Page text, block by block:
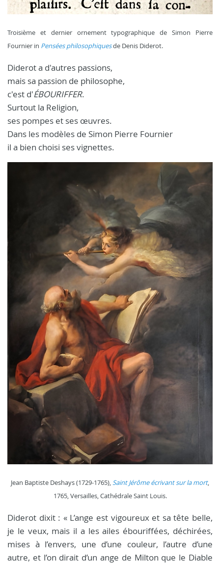
Troisième et dernier ornement typographique de Simon Pierre
Fournier in Pensées philosophiquesde Denis Diderot.
Diderot a d'autres passions,
mais sa passion de philosophe,
c'est d'ÉBOURIFFER.
Surtout la Religion,
ses pompes et ses œuvres.
Dans les modèles de Simon Pierre Fournier
il a bien choisi ses vignettes.
Jean Baptiste Deshays (1729-1765),Saint Jérôme écrivant sur la mort,
1765, Versailles, Cathédrale Saint Louis.
Diderot dixit : « L’ange est vigoureux et sa tête belle,
je le veux, mais il a les ailes ébouriffées, déchirées,
mises à l’envers, une d’une couleur, l’autre d’une
autre, et l’on dirait d’un ange de Milton que le Diable